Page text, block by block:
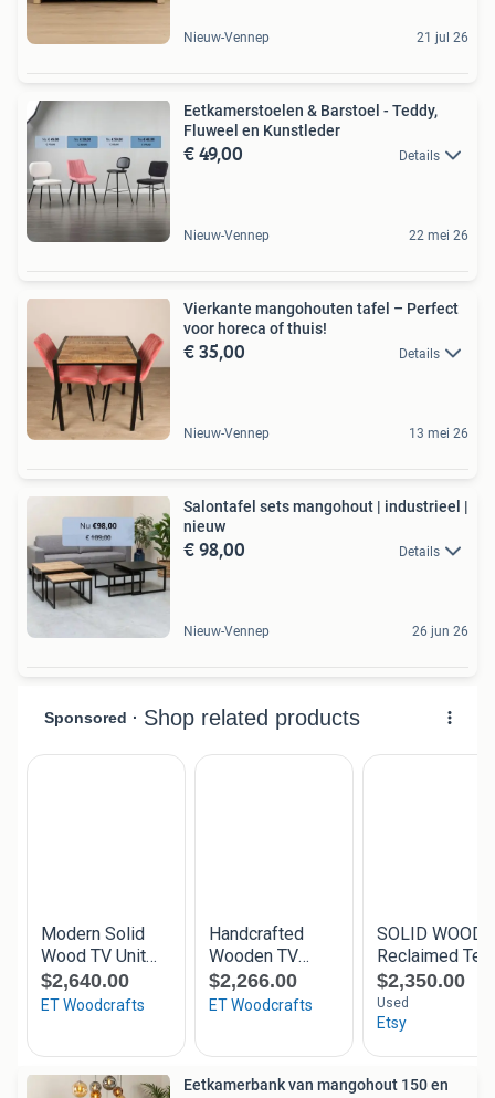
Nieuw-Vennep 21 jul 26
Eetkamerstoelen & Barstoel - Teddy,
Fluweel en Kunstleder
€ 49,00 Details
Nieuw-Vennep 22 mei 26
Vierkante mangohouten tafel – Perfect
voor horeca of thuis!
€ 35,00 Details
Nieuw-Vennep 13 mei 26
Salontafel sets mangohout | industrieel |
nieuw
€ 98,00 Details
Nieuw-Vennep 26 jun 26
Eetkamerbank van mangohout 150 en